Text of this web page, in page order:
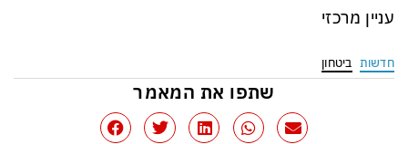
עניין מרכזי
חדשות ביטחון
שתפו את המאמר